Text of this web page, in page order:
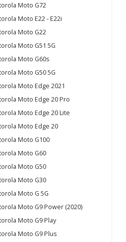
Moto G72
Moto E22 - E22i
Moto G22
Moto G51 5G
Moto G60s
Moto G50 5G
Moto Edge 2021
Moto Edge 20 Pro
Moto Edge 20 Lite
Moto Edge 20
Moto G100
Moto G60
Moto G50
Moto G30
Moto G 5G
Moto G9 Power (2020)
Moto G9 Play
Moto G9 Plus